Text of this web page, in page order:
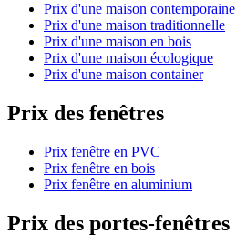
Prix d'une maison contemporaine
Prix d'une maison traditionnelle
Prix d'une maison en bois
Prix d'une maison écologique
Prix d'une maison container
Prix des fenêtres
Prix fenêtre en PVC
Prix fenêtre en bois
Prix fenêtre en aluminium
Prix des portes-fenêtres